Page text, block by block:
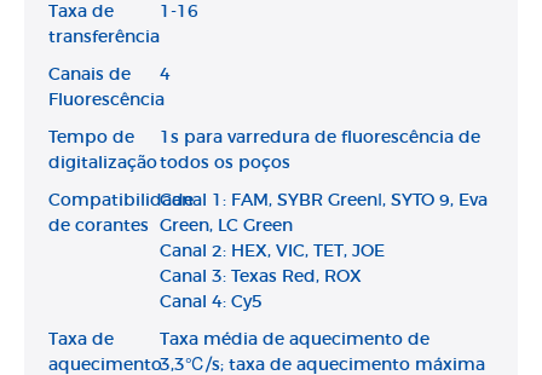
Taxa de
transferência
1-16
Canais de
Fluorescência
4
Tempo de
digitalização
1s para varredura de fluorescência de
todos os poços
Compatibilidade
de corantes
Canal 1: FAM, SYBR GreenⅠ, SYTO 9, Eva
Green, LC Green
Canal 2: HEX, VIC, TET, JOE
Canal 3: Texas Red, ROX
Canal 4: Cy5
Taxa de
aquecimento
Taxa média de aquecimento de
3,3℃/s; taxa de aquecimento máxima